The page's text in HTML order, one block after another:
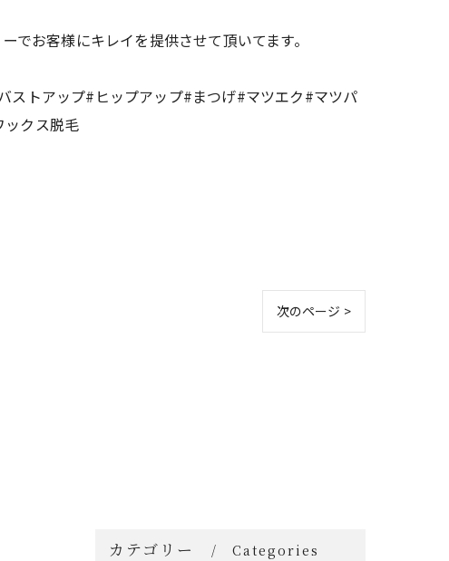
お客様にキレイを提供させて頂いてます。
トアップ#ヒップアップ#まつげ#マツエク#マツパ
クス脱毛
次のページ >
カテゴリー Categories